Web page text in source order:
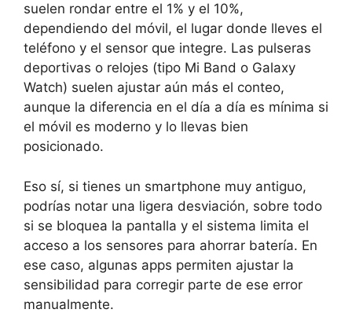
suelen rondar entre el 1% y el 10%,
dependiendo del móvil, el lugar donde lleves el
teléfono y el sensor que integre. Las pulseras
deportivas o relojes (tipo Mi Band o Galaxy
Watch) suelen ajustar aún más el conteo,
aunque la diferencia en el día a día es mínima si
el móvil es moderno y lo llevas bien
posicionado.
Eso sí, si tienes un smartphone muy antiguo,
podrías notar una ligera desviación, sobre todo
si se bloquea la pantalla y el sistema limita el
acceso a los sensores para ahorrar batería. En
ese caso, algunas apps permiten ajustar la
sensibilidad para corregir parte de ese error
manualmente.